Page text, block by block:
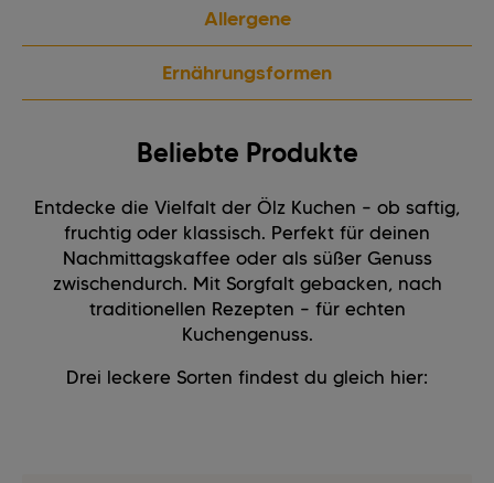
Allergene
Ernährungsformen
Beliebte Produkte
Entdecke die Vielfalt der Ölz Kuchen – ob saftig,
fruchtig oder klassisch. Perfekt für deinen
Nachmittagskaffee oder als süßer Genuss
zwischendurch. Mit Sorgfalt gebacken, nach
traditionellen Rezepten – für echten
Kuchengenuss.
Drei leckere Sorten findest du gleich hier: